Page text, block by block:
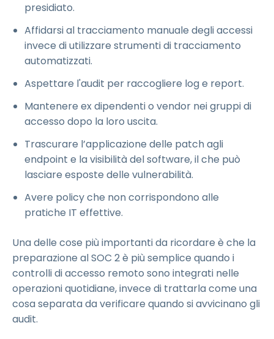
presidiato.
Affidarsi al tracciamento manuale degli accessi
invece di utilizzare strumenti di tracciamento
automatizzati.
Aspettare l'audit per raccogliere log e report.
Mantenere ex dipendenti o vendor nei gruppi di
accesso dopo la loro uscita.
Trascurare l’applicazione delle patch agli
endpoint e la visibilità del software, il che può
lasciare esposte delle vulnerabilità.
Avere policy che non corrispondono alle
pratiche IT effettive.
Una delle cose più importanti da ricordare è che la
preparazione al SOC 2 è più semplice quando i
controlli di accesso remoto sono integrati nelle
operazioni quotidiane, invece di trattarla come una
cosa separata da verificare quando si avvicinano gli
audit.